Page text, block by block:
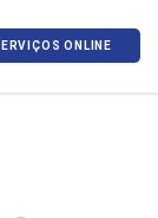
ONLINE